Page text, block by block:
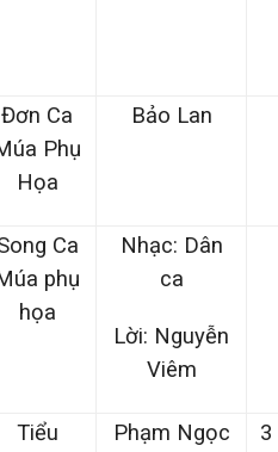
Đơn Ca
Phụ
Họa
Bảo Lan
Ca
phụ
họa
Nhạc: Dân
ca
Lời: Nguyễn
Viêm
Tiểu
Phạm Ngọc
3